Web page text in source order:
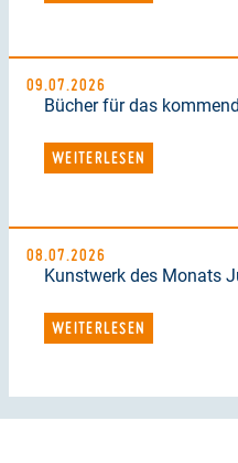
09.07.2026
Bücher für das
WEITERLESEN
08.07.2026
Kunstwerk des Monats
WEITERLESEN